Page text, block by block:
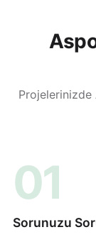
Projelerinizde
01
Sorunuzu